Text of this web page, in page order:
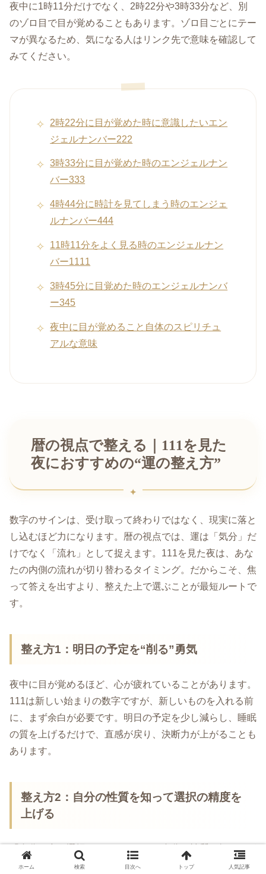
夜中に1時11分だけでなく、2時22分や3時33分など、別
のゾロ目で目が覚めることもあります。ゾロ目ごとにテー
マが異なるため、気になる人はリンク先で意味を確認して
みてください。
2時22分に目が覚めた時に意識したいエン
ジェルナンバー222
3時33分に目が覚めた時のエンジェルナン
バー333
4時44分に時計を見てしまう時のエンジェ
ルナンバー444
11時11分をよく見る時のエンジェルナン
バー1111
3時45分に目覚めた時のエンジェルナンバ
ー345
夜中に目が覚めること自体のスピリチュ
アルな意味
暦の視点で整える｜111を見た
夜におすすめの“運の整え方”
数字のサインは、受け取って終わりではなく、現実に落と
し込むほど力になります。暦の視点では、運は「気分」だ
けでなく「流れ」として捉えます。111を見た夜は、あな
たの内側の流れが切り替わるタイミング。だからこそ、焦
って答えを出すより、整えた上で選ぶことが最短ルートで
す。
整え方1：明日の予定を“削る”勇気
夜中に目が覚めるほど、心が疲れていることがあります。
111は新しい始まりの数字ですが、新しいものを入れる前
に、まず余白が必要です。明日の予定を少し減らし、睡眠
の質を上げるだけで、直感が戻り、決断力が上がることも
あります。
整え方2：自分の性質を知って選択の精度を
上げる
「自分に合う選択」をしたいなら、自分の性質を知るのが
早道です。東洋の命術である四柱推命では、生まれ持った
ホーム 検索 目次へ トップ 人気記事